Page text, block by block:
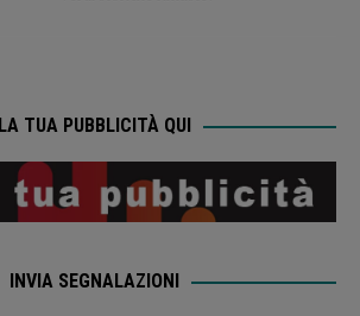
LA TUA PUBBLICITÀ QUI
INVIA SEGNALAZIONI